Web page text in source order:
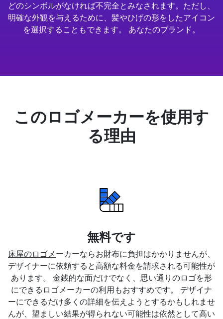
どのシンボルがなければ不完全とみなされます。ただし、
明確な外観を与えるために、髪やひげの形をしたアイコン
を選択することもできます。 あなたのブランド。
このロゴメーカーを使用す
る理由
無料です
床屋のロゴメ ーカーならお財布に負担はかかりませんが、
デザイナーに依頼すると高額な料金を請求される可能性が
あります。 金銭的な面だけでなく、思い通りのロゴを形
にできるロゴメーカーの利用もおすすめです。 デザイナ
ーにできるだけ多くの詳細を伝えようとするかもしれませ
んが、望ましい結果が得られない可能性は依然として高い